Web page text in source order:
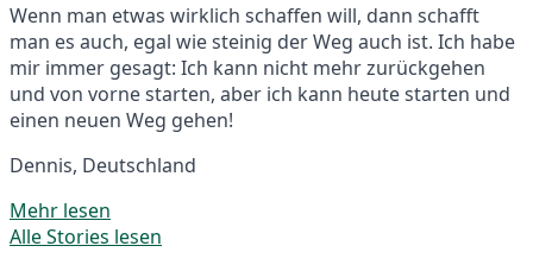
Wenn man etwas wirklich schaffen will, dann schafft
man es auch, egal wie steinig der Weg auch ist. Ich habe
mir immer gesagt: Ich kann nicht mehr zurückgehen
und von vorne starten, aber ich kann heute starten und
einen neuen Weg gehen!
Dennis, Deutschland
Mehr lesen
Alle Stories lesen